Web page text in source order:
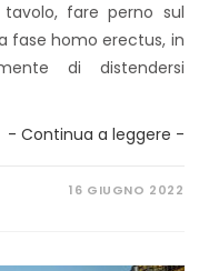
fare perno sul
fase homo erectus, in
di distendersi
- Continua a leggere -
16 GIUGNO 2022